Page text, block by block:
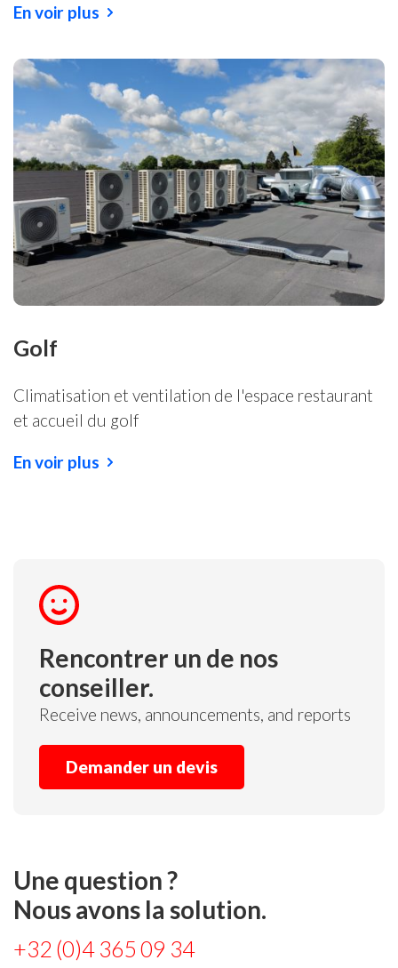
En voir plus
Golf
Climatisation et ventilation de l'espace restaurant
et accueil du golf
En voir plus
Rencontrer un de nos
conseiller.
Receive news, announcements, and reports
Demander un devis
Une question ?
Nous avons la solution.
+32 (0)4 365 09 34